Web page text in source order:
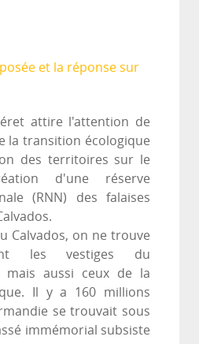
et la réponse sur
attire l'attention de
la transition écologique
des territoires sur le
d'une réserve
(RNN) des falaises
Calvados, on ne trouve
les vestiges du
mais aussi ceux de la
Il y a 160 millions
se trouvait sous
immémorial subsiste